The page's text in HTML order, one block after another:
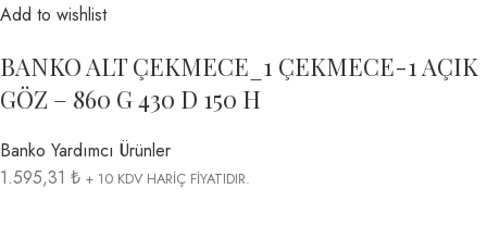
Add to wishlist
BANKO ALT ÇEKMECE_1 ÇEKMECE-1 AÇIK
GÖZ – 860 G 430 D 150 H
Banko Yardımcı Ürünler
1.595,31 ₺ + 10 KDV HARİÇ FİYATIDIR.